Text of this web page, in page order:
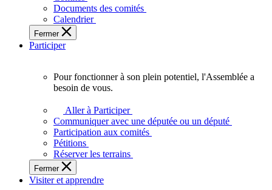
des
Ontariennes
et
Documents des comités
Calendrier
Fermer
Participer
plein
potentiel,
l'Assemblée
a
besoin
de
Pour fonctionner à son plein potentiel, l'Assemblée a
besoin de vous.
Aller à Participer
Communiquer avec une députée ou un député
Participation aux comités
Pétitions
Réserver les terrains
Fermer
Visiter et apprendre